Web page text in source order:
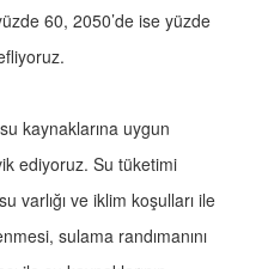
60, 2050’de ise yüzde
kaynaklarına uygun
ediyoruz. Su tüketimi
varlığı ve iklim koşulları ile
sulama randımanını